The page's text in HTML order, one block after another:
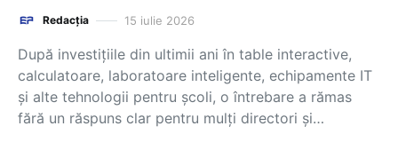
Redacția 15 iulie 2026
După investițiile din ultimii ani în table interactive,
calculatoare, laboratoare inteligente, echipamente IT
și alte tehnologii pentru școli, o întrebare a rămas
fără un răspuns clar pentru mulți directori și…